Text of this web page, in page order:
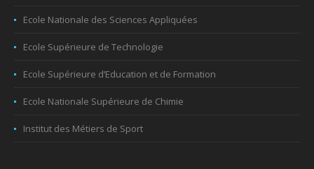
Ecole Nationale des Sciences Appliquées
Ecole Supérieure de Technologie
Ecole Supérieure d’Education et de Formation
Ecole Nationale Supérieure de Chimie
Institut des Métiers de Sport